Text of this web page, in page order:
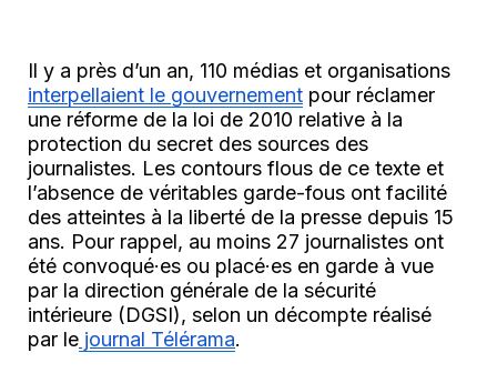
interpellaient le gouvernement pour réclamer
une réforme de la loi de 2010 relative à la
protection du secret des sources des
journalistes. Les contours flous de ce texte et
l’absence de véritables garde-fous ont facilité
des atteintes à la liberté de la presse depuis 15
ans. Pour rappel, au moins 27 journalistes ont
été convoqué·es ou placé·es en garde à vue
par la direction générale de la sécurité
intérieure (DGSI), selon un décompte réalisé
par le journal Télérama.